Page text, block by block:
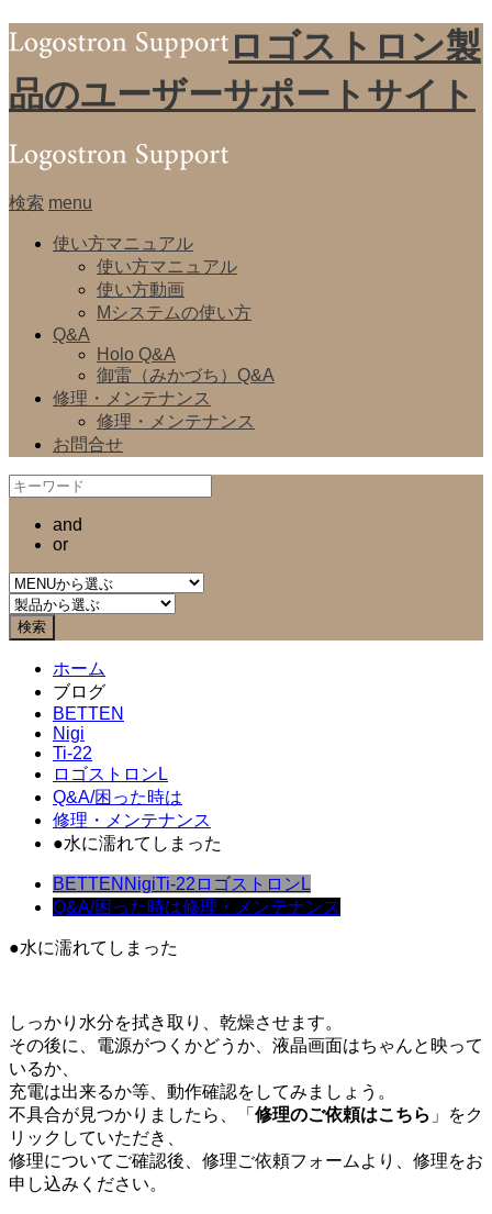
ロゴストロン製
品のユーザーサポートサイト
検索 menu
使い方マニュアル
使い方マニュアル
使い方動画
Mシステムの使い方
Q&A
Holo Q&A
御雷（みかづち）Q&A
修理・メンテナンス
修理・メンテナンス
お問合せ
and
or
ホーム
ブログ
BETTEN
Nigi
Ti-22
ロゴストロンL
Q&A/困った時は
修理・メンテナンス
●水に濡れてしまった
BETTEN NigiTi-22 ロゴストロンL
Q&A/困った時は修理・メンテナンス
●水に濡れてしまった
しっかり水分を拭き取り、乾燥させます。
その後に、電源がつくかどうか、液晶画面はちゃんと映って
いるか、
充電は出来るか等、動作確認をしてみましょう。
不具合が見つかりましたら、「 修理のご依頼はこちら 」をク
リックしていただき、
修理についてご確認後、修理ご依頼フォームより、修理をお
申し込みください。